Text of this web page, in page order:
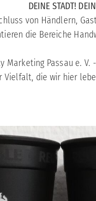
DEINE STADT!
von Händlern,
die Bereiche
Marketing Passau e.
Vielfalt, die wir hier